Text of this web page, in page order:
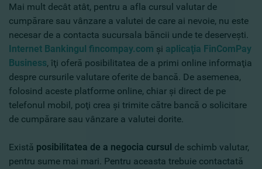
Mai mult decât atât, pentru a afla cursul valutar de
cumpărare sau vânzare a valutei de care ai nevoie, nu este
necesar de a contacta sucursala băncii unde te deserveşti.
Internet Bankingul fincompay.com şi aplicaţia FinComPay
Business, îţi oferă posibilitatea de a primi online informaţia
despre cursurile valutare oferite de bancă. De asemenea,
folosind aceste platforme online, chiar şi direct de pe
telefonul mobil, poţi crea şi trimite către bancă o solicitare
de cumpărare sau vânzare a valutei dorite.
Există posibilitatea de a negocia cursul de schimb valutar,
pentru sume mai mari. Pentru aceasta trebuie contactată